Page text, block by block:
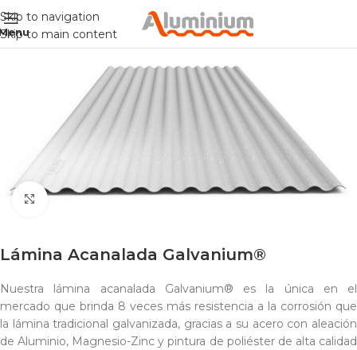
Skip to navigation
Skip to main content
Click to enlarge
Lámina Acanalada Galvanium®
Nuestra lámina acanalada Galvanium® es la única en el
mercado que brinda 8 veces más resistencia a la corrosión que
la lámina tradicional galvanizada, gracias a su acero con aleación
de Aluminio, Magnesio-Zinc y pintura de poliéster de alta calidad